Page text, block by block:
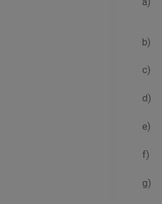
b)
c)
d)
e)
f)
g)